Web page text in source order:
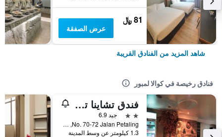
81 ﷼
عرض الصفقة
شاهد المزيد من الفنادق القريبة
فنادق رخيصة في كوالا لمبور
فندق تشاينا تاون 2
2 نجمتين
جيد 6.9
No. 70-72 Jalan Petaling, كوالا لمبور, ماليزيا
1.3 كيلومتر عن وسط المدينة